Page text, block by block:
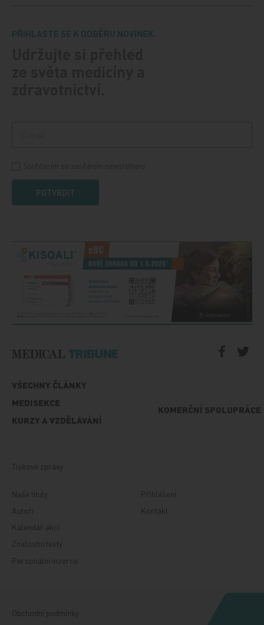
PŘIHLASTE SE K ODBĚRU NOVINEK.
POTVRDIT
VŠECHNY ČLÁNKY
MEDISEKCE
KURZY A VZDĚLÁVÁNÍ
KOMERČNÍ SPOLUPRÁCE
Tiskové zprávy
Naše tituly
Autoři
Kalendář akcí
Znalostní testy
Personální inzerce
Přihlášení
Kontakt
Obchodní podmínky